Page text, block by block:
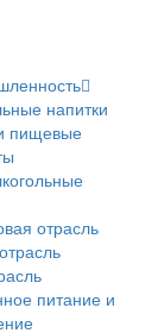
напитки
пищевые
отрасль
питание и